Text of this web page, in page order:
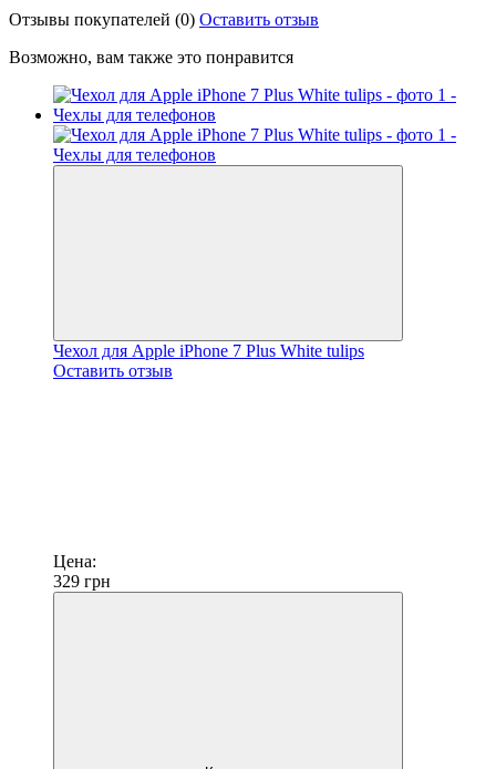
Отзывы покупателей (0) Оставить отзыв
Возможно, вам также это понравится
Чехол для Apple iPhone 7 Plus White tulips
Оставить отзыв
Цена:
329 грн